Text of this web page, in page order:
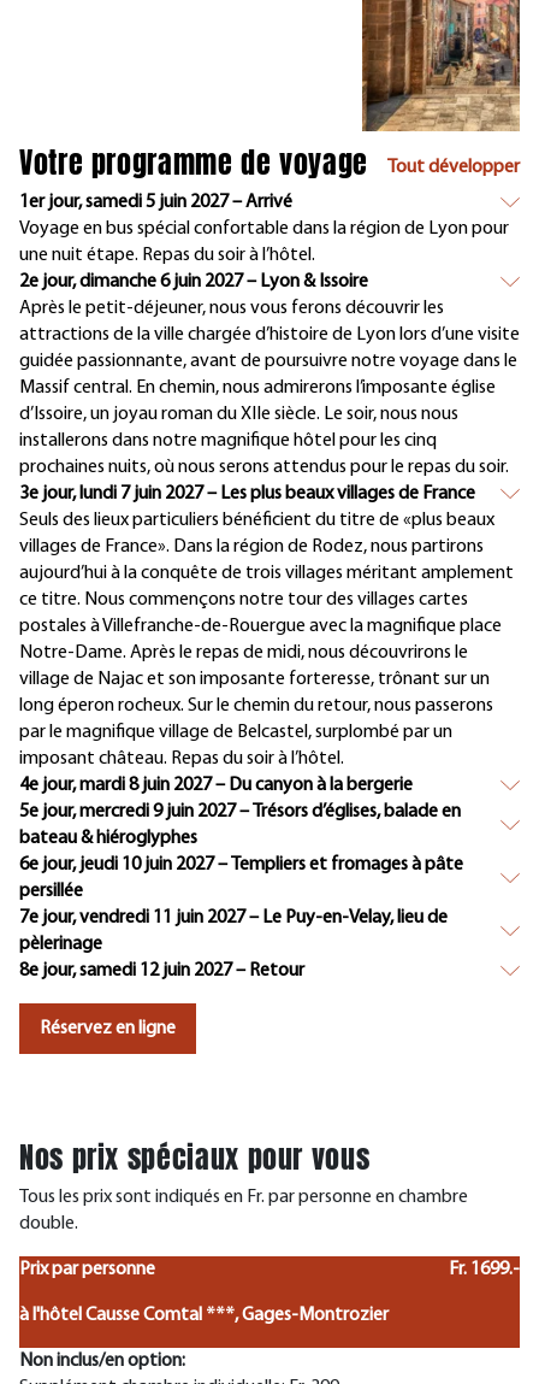
Votre programme de voyage
Tout développer
1er jour, samedi 5 juin 2027 – Arrivé
Voyage en bus spécial confortable dans la région de Lyon pour
une nuit étape. Repas du soir à l’hôtel.
2e jour, dimanche 6 juin 2027 – Lyon & Issoire
Après le petit-déjeuner, nous vous ferons découvrir les
attractions de la ville chargée d’histoire de Lyon lors d’une visite
guidée passionnante, avant de poursuivre notre voyage dans le
Massif central. En chemin, nous admirerons l’imposante église
d’Issoire, un joyau roman du XIIe siècle. Le soir, nous nous
installerons dans notre magnifique hôtel pour les cinq
prochaines nuits, où nous serons attendus pour le repas du soir.
3e jour, lundi 7 juin 2027 – Les plus beaux villages de France
Seuls des lieux particuliers bénéficient du titre de «plus beaux
villages de France». Dans la région de Rodez, nous partirons
aujourd’hui à la conquête de trois villages méritant amplement
ce titre. Nous commençons notre tour des villages cartes
postales à Villefranche-de-Rouergue avec la magnifique place
Notre-Dame. Après le repas de midi, nous découvrirons le
village de Najac et son imposante forteresse, trônant sur un
long éperon rocheux. Sur le chemin du retour, nous passerons
par le magnifique village de Belcastel, surplombé par un
imposant château. Repas du soir à l’hôtel.
4e jour, mardi 8 juin 2027 – Du canyon à la bergerie
5e jour, mercredi 9 juin 2027 – Trésors d’églises, balade en
bateau & hiéroglyphes
6e jour, jeudi 10 juin 2027 – Templiers et fromages à pâte
persillée
7e jour, vendredi 11 juin 2027 – Le Puy-en-Velay, lieu de
pèlerinage
8e jour, samedi 12 juin 2027 – Retour
Réservez en ligne
Nos prix spéciaux pour vous
Tous les prix sont indiqués en Fr. par personne en chambre
double.
Prix par personne Fr. 1699.-
à l'hôtel Causse Comtal ***, Gages-Montrozier
Non inclus/en option: